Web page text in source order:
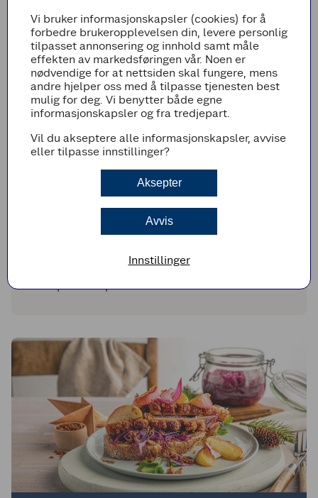
på eplene og del i båter. Det er ikke
nødvendig å skrelle eplene.
Varm opp olje i en stekepanne på middels
sterk varme og stek løkbåtene så vidt møre.
I en annen stekepanne, varm opp smør og
rapsolje på middels sterk varme.
Fjern skinnet på pølsa og del på skrått i
de får en fin stekeskorpe og er
gjennomvarme.
Øk temperaturen på stekepannen med løken.
Tilsett eplebåter, de kokte rotgrønnsakene,
honning, smør og rosmarin. Stek raskt til
grønnsakene og eplebåtene begynner å få litt
farge. Smak til med flaksalt.
Vi bruker informasjonskapsler (cookies) for å
forbedre brukeropplevelsen din, levere personlig
tilpasset annonsering og innhold samt måle
effekten av markedsføringen vår. Noen er
nødvendige for at nettsiden skal fungere, mens
andre hjelper oss med å tilpasse tjenesten best
mulig for deg. Vi benytter både egne
informasjonskapsler og fra tredjepart.
Vil du akseptere alle informasjonskapsler, avvise
eller tilpasse innstillinger?
Aksepter
Avvis
Innstillinger